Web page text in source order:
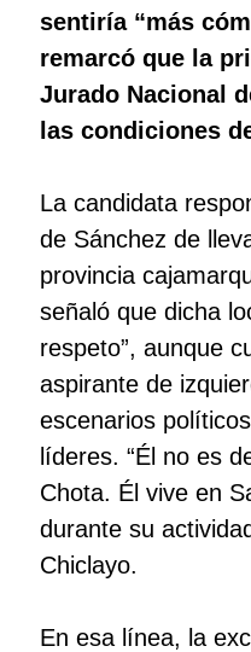
sentiría “más
remarcó que la
Jurado Nacional
las condiciones
La candidata
de Sánchez de
provincia
señaló que dicha
respeto”, aunque
aspirante de
escenarios
líderes. “Él no es
Chota. Él vive en
durante su
Chiclayo.
En esa línea, la